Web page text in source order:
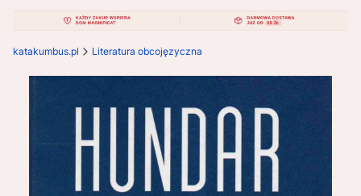
katakumbus.pl Literatura obcojęzyczna